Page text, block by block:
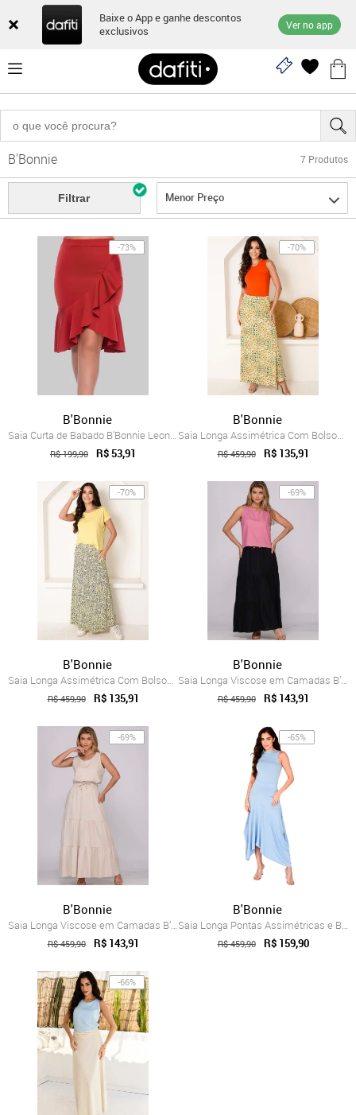
Baixe o App e ganhe descontos
exclusivos
Ver no app
B'Bonnie 7 Produtos
Filtrar Menor Preço
-73%
B'Bonnie
Saia Curta de Babado B'Bonnie Leonora Terra
R$ 199,90 R$ 53,91
-70%
B'Bonnie
Saia Longa Assimétrica Com Bolsos B’Bonn...
R$ 459,90 R$ 135,91
-70%
B'Bonnie
Saia Longa Assimétrica Com Bolsos B’Bonn...
R$ 459,90 R$ 135,91
-69%
B'Bonnie
Saia Longa Viscose em Camadas B’Bonnie L...
R$ 459,90 R$ 143,91
-69%
B'Bonnie
Saia Longa Viscose em Camadas B’Bonnie L...
R$ 459,90 R$ 143,91
-65%
B'Bonnie
Saia Longa Pontas Assimétricas e Bolsos ...
R$ 459,90 R$ 159,90
-66%